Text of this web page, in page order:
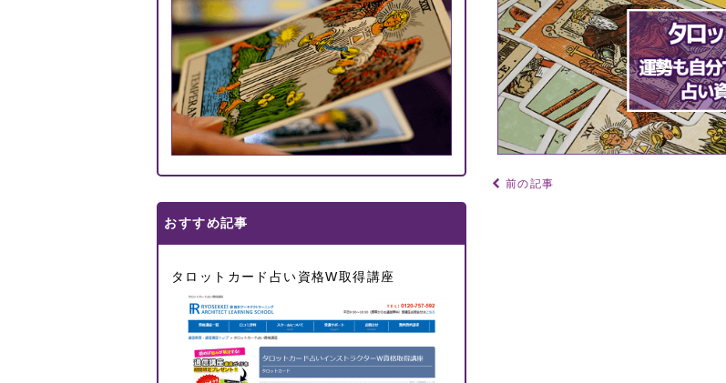
前の記事
おすすめ記事
タロットカード占い資格W取得講座